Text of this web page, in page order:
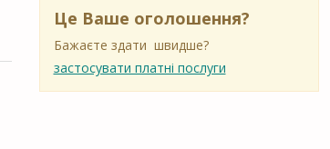
Це Ваше оголошення?
Бажаєте здати швидше?
застосувати платні послуги